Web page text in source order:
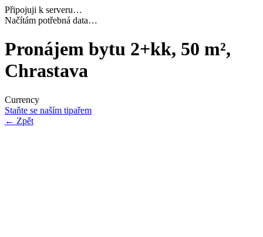
Připojuji k serveru…
Dokončuji inicializaci…
Pronájem bytu 2+kk, 50 m²,
Chrastava
Currency
Staňte se naším tipařem
← Zpět